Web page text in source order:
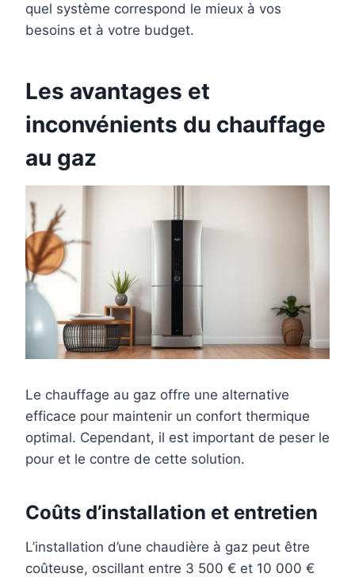
quel système correspond le mieux à vos
besoins et à votre budget.
Les avantages et
inconvénients du chauffage
au gaz
Le chauffage au gaz offre une alternative
efficace pour maintenir un confort thermique
optimal. Cependant, il est important de peser le
pour et le contre de cette solution.
Coûts d’installation et entretien
L’installation d’une chaudière à gaz peut être
coûteuse, oscillant entre 3 500 € et 10 000 €